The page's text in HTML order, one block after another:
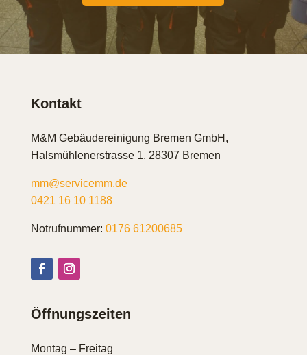
Kontakt
M&M Gebäudereinigung Bremen GmbH,
Halsmühlenerstrasse 1, 28307 Bremen
mm@servicemm.de
0421 16 10 1188
Notrufnummer: 0176 61200685
Öffnungszeiten
Montag – Freitag